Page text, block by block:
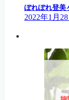
ぽれぽれ登美
2022年1月28